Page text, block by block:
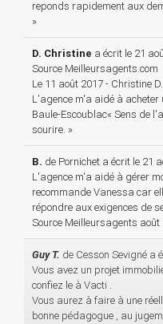
reponds rapidement aux
»
D. Christine a écrit le 21
Source Meilleursagents.com
Le 11 août 2017 - Christine D.
L'agence m'a aidé à acheter
Baule-Escoublac« Sens de
sourire. »
B. de Pornichet a écrit le 21
L'agence m'a aidé à gérer
recommande Vanessa car
répondre aux exigences de
Source Meilleursagents août
Guy T. de Cesson Sevigné a
Vous avez un projet
confiez le à Vacti .
Vous aurez à faire à une
bonne pédagogue , au